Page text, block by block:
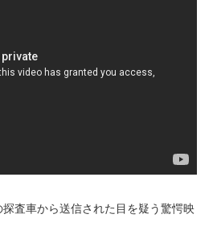
査車から送信された目を疑う驚愕映